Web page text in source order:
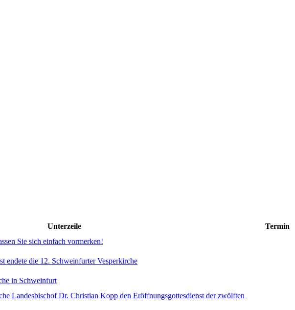
Unterzeile
Termin
Sie sich einfach vormerken!
endete die 12. Schweinfurter Vesperkirche
in Schweinfurt
Landesbischof Dr. Christian Kopp den Eröffnungsgottesdienst der zwölften